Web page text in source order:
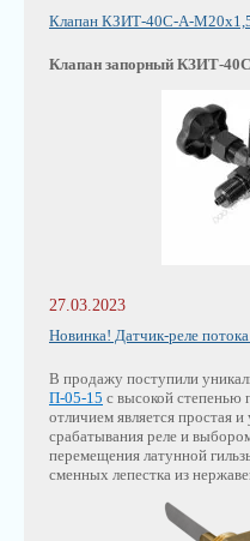
Клапан КЗИТ-40С-А-
Клапан запорный КЗИТ-
27.03.2023
Новинка! Датчик-реле
В продажу поступили
П-05-15 с высокой
отличием является простая
срабатывания реле и
перемещения латунной
сменных лепестка из